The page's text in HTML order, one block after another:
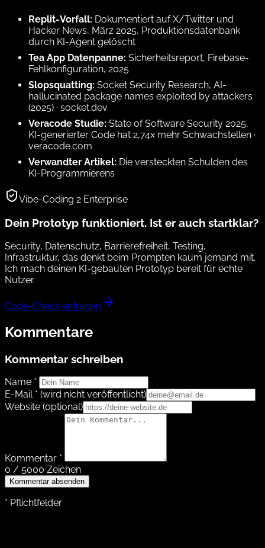
Replit-Vorfall: Dokumentiert auf X/Twitter und
Hacker News, März 2025, Produktionsdatenbank
durch KI-Agent gelöscht
Tea App Datenpanne: Sicherheitsreport, Firebase-
Fehlkonfiguration, 2025
Slopsquatting: Socket Security Research, AI-
hallucinated package names exploited by attackers
(2025) · socket.dev
Veracode Studie: State of Software Security 2025,
KI-generierter Code hat 2,74x mehr Schwachstellen ·
veracode.com
Verwandter Artikel: Die versteckten Schulden des
KI-Programmierens
Vibe-Coding 2 Enterprise
Dein Prototyp funktioniert. Ist er auch startklar?
Security, Datenschutz, Barrierefreiheit, Testing,
Infrastruktur, das denkt beim Prompten kaum jemand mit.
Ich mach deinen KI-gebauten Prototyp bereit für echte
Nutzer.
Code-Check anfragen
Kommentare
Kommentar schreiben
Name *
E-Mail * (wird nicht veröffentlicht)
Website (optional)
Kommentar *
0 / 5000 Zeichen
Kommentar absenden
* Pflichtfelder